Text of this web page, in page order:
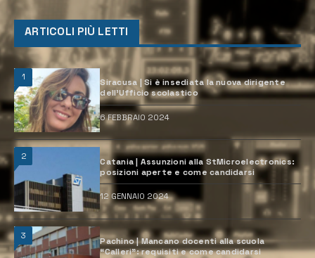
ARTICOLI PIÙ LETTI
1
Siracusa | Si è insediata la nuova dirigente
dell’Ufficio scolastico
6 FEBBRAIO 2024
2
Catania | Assunzioni alla StMicroelectronics:
posizioni aperte e come candidarsi
12 GENNAIO 2024
3
Pachino | Mancano docenti alla scuola
“Calleri”: requisiti e come candidarsi